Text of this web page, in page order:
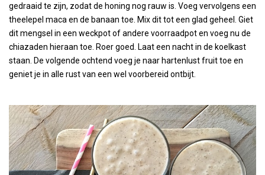
gedraaid te zijn, zodat de honing nog rauw is. Voeg vervolgens een
theelepel maca en de banaan toe. Mix dit tot een glad geheel. Giet
dit mengsel in een weckpot of andere voorraadpot en voeg nu de
chiazaden hieraan toe. Roer goed. Laat een nacht in de koelkast
staan. De volgende ochtend voeg je naar hartenlust fruit toe en
geniet je in alle rust van een wel voorbereid ontbijt.